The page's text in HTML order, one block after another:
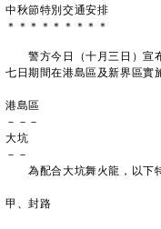
中秋節特別交通安排
＊ ＊ ＊ ＊ ＊ ＊ ＊ ＊ ＊
警方今日（十月三日）宣布
七日期間在港島區及新界區實
港島區
－－－
大坑
－－
為配合大坑舞火龍，以下特
甲、封路